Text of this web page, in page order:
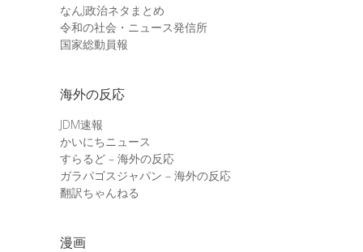
なんJ政治ネタまとめ
令和の社会・ニュース発信所
国家総動員報
海外の反応
JDM速報
かいにちニュース
すらるど – 海外の反応
ガラパゴスジャパン – 海外の反応
翻訳ちゃんねる
漫画